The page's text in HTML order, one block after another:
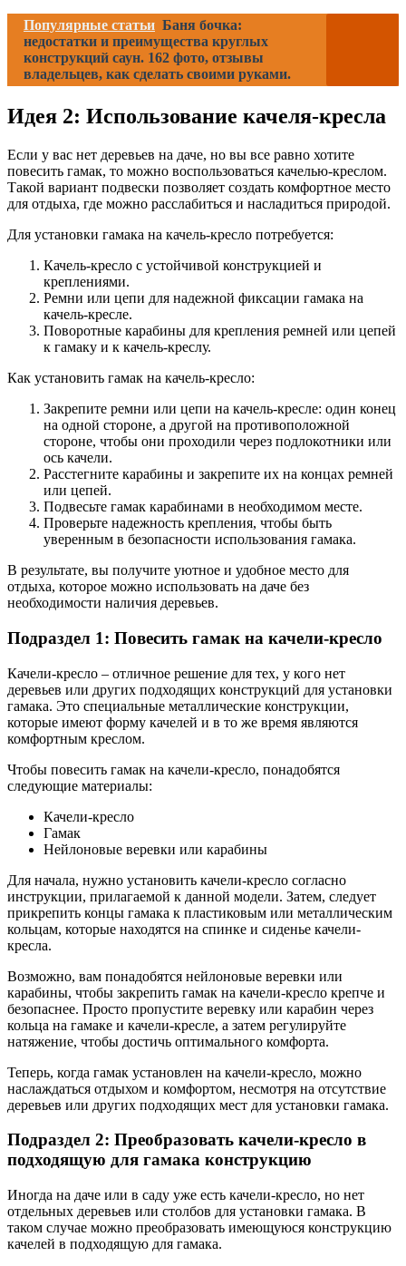
Популярные статьи Баня бочка:
недостатки и преимущества круглых
конструкций саун. 162 фото, отзывы
владельцев, как сделать своими руками.
Идея 2: Использование качеля-кресла
Если у вас нет деревьев на даче, но вы все равно хотите
повесить гамак, то можно воспользоваться качелью-креслом.
Такой вариант подвески позволяет создать комфортное место
для отдыха, где можно расслабиться и насладиться природой.
Для установки гамака на качель-кресло потребуется:
Качель-кресло с устойчивой конструкцией и
креплениями.
Ремни или цепи для надежной фиксации гамака на
качель-кресле.
Поворотные карабины для крепления ремней или цепей
к гамаку и к качель-креслу.
Как установить гамак на качель-кресло:
Закрепите ремни или цепи на качель-кресле: один конец
на одной стороне, а другой на противоположной
стороне, чтобы они проходили через подлокотники или
ось качели.
Расстегните карабины и закрепите их на концах ремней
или цепей.
Подвесьте гамак карабинами в необходимом месте.
Проверьте надежность крепления, чтобы быть
уверенным в безопасности использования гамака.
В результате, вы получите уютное и удобное место для
отдыха, которое можно использовать на даче без
необходимости наличия деревьев.
Подраздел 1: Повесить гамак на качели-кресло
Качели-кресло – отличное решение для тех, у кого нет
деревьев или других подходящих конструкций для установки
гамака. Это специальные металлические конструкции,
которые имеют форму качелей и в то же время являются
комфортным креслом.
Чтобы повесить гамак на качели-кресло, понадобятся
следующие материалы:
Качели-кресло
Гамак
Нейлоновые веревки или карабины
Для начала, нужно установить качели-кресло согласно
инструкции, прилагаемой к данной модели. Затем, следует
прикрепить концы гамака к пластиковым или металлическим
кольцам, которые находятся на спинке и сиденье качели-
кресла.
Возможно, вам понадобятся нейлоновые веревки или
карабины, чтобы закрепить гамак на качели-кресло крепче и
безопаснее. Просто пропустите веревку или карабин через
кольца на гамаке и качели-кресле, а затем регулируйте
натяжение, чтобы достичь оптимального комфорта.
Теперь, когда гамак установлен на качели-кресло, можно
наслаждаться отдыхом и комфортом, несмотря на отсутствие
деревьев или других подходящих мест для установки гамака.
Подраздел 2: Преобразовать качели-кресло в
подходящую для гамака конструкцию
Иногда на даче или в саду уже есть качели-кресло, но нет
отдельных деревьев или столбов для установки гамака. В
таком случае можно преобразовать имеющуюся конструкцию
качелей в подходящую для гамака.